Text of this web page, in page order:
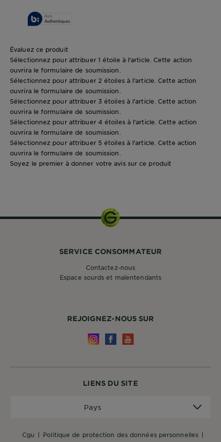
Évaluez ce produit
Sélectionnez pour attribuer 1 étoile à l'article. Cette action
ouvrira le formulaire de soumission.
Sélectionnez pour attribuer 2 étoiles à l'article. Cette action
ouvrira le formulaire de soumission.
Sélectionnez pour attribuer 3 étoiles à l'article. Cette action
ouvrira le formulaire de soumission.
Sélectionnez pour attribuer 4 étoiles à l'article. Cette action
ouvrira le formulaire de soumission.
Sélectionnez pour attribuer 5 étoiles à l'article. Cette action
ouvrira le formulaire de soumission.
Soyez le premier à donner votre avis sur ce produit
LIENS DU SITE
cgu
politique de protection des données personnelles
Pays
REJOIGNEZ-NOUS SUR
SERVICE CONSOMMATEUR
Contactez-nous
Espace sourds et malentendants